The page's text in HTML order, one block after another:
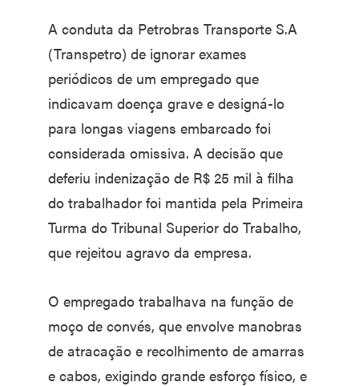
A conduta da Petrobras Transporte S.A
(Transpetro) de ignorar exames
periódicos de um empregado que
indicavam doença grave e designá-lo
para longas viagens embarcado foi
considerada omissiva. A decisão que
deferiu indenização de R$ 25 mil à filha
do trabalhador foi mantida pela Primeira
Turma do Tribunal Superior do Trabalho,
que rejeitou agravo da empresa.
O empregado trabalhava na função de
moço de convés, que envolve manobras
de atracação e recolhimento de amarras
e cabos, exigindo grande esforço físico, e